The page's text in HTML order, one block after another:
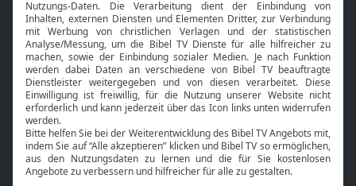
HbbTV
Bibelthek Online-Bibel
Nächster Gottesdienst
Bibel TV
Über uns
Jobs
Service
Kontakt
TV-Empfang